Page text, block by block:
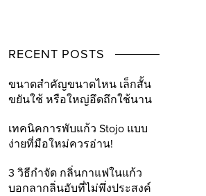
RECENT POSTS
ขนาดสำคัญขนาดไหน เล็กสั้น
ขยันใช้ หรือใหญ่อึดถึกใช้นาน
เทคนิคการพับแก้ว Stojo แบบ
ง่ายที่มือใหม่ควรอ่าน!
3 วิธีกำจัด กลิ่นกาแฟในแก้ว
บอกลากลิ่นอับที่ไม่พึ่งประสงค์